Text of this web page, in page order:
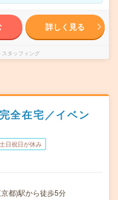
詳しく見る
タッフィング
全在宅／イベン
土日祝日が休み
都)駅から徒歩5分